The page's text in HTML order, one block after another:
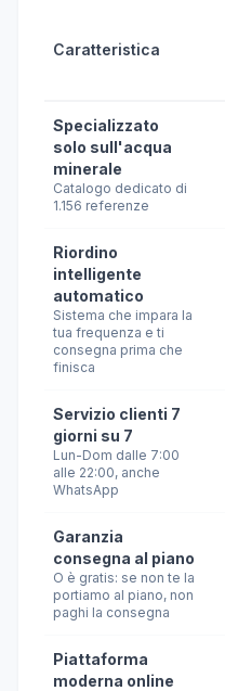
Caratteristica
Specializzato
solo sull'acqua
minerale
Catalogo dedicato di
1.156 referenze
Riordino
intelligente
automatico
Sistema che impara la
tua frequenza e ti
consegna prima che
finisca
Servizio clienti 7
giorni su 7
Lun-Dom dalle 7:00
alle 22:00, anche
WhatsApp
Garanzia
consegna al piano
O è gratis: se non te la
portiamo al piano, non
paghi la consegna
Piattaforma
moderna online